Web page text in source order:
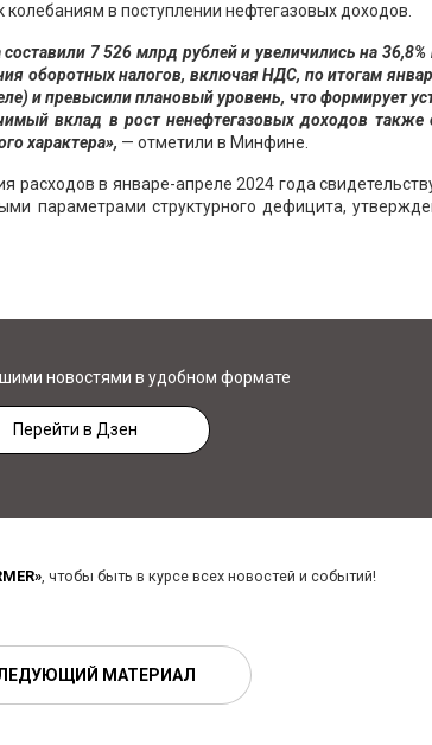
в поступлении нефтегазовых доходов.
7 526 млрд рублей и увеличились на 36,8%
оборотных налогов, включая НДС, по итогам
и превысили плановый уровень, что формирует
вклад в рост ненефтегазовых доходов также
характера», — отметили в Минфине.
в январе-апреле 2024 года
параметрами структурного дефицита,
новостями в удобном формате
Перейти в Дзен
, чтобы быть в курсе всех новостей и событий!
МАТЕРИАЛ